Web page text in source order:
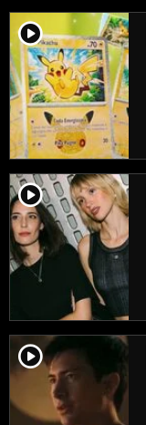
player2
player2
player2